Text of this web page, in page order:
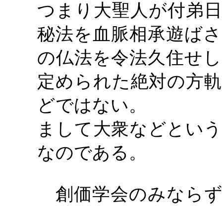
つまり大聖人が付弟
秘法を血脈相承遊ば
の仏法を令法久住せ
定められた絶対の方
どではない。
まして大衆などとい
なのである。
創価学会のみなら